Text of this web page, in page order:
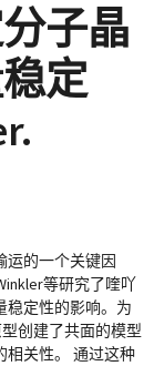
子晶
定
运的一个关键因
等研究了喹吖
稳定性的影响。为
创建了共面的模型
相关性。 通过这种